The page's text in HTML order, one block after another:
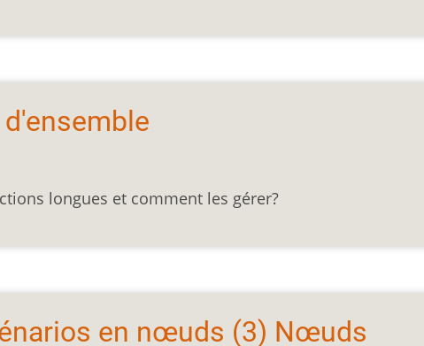
d'ensemble
longues et comment les gérer?
en nœuds (3) Nœuds